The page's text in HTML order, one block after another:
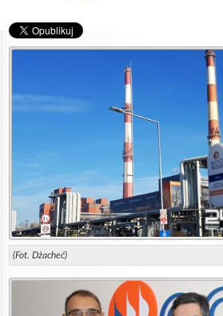
(Fot. Dżacheć)